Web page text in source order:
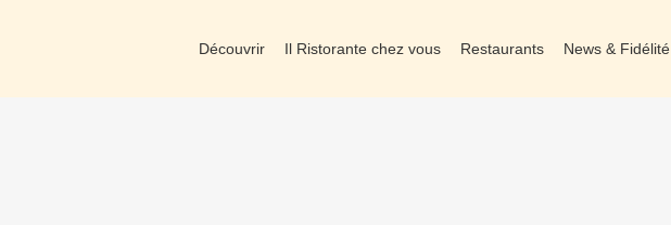
Découvrir Il Ristorante chez vous Restaurants News & Fidélité